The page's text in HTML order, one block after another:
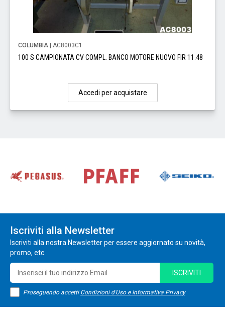
COLUMBIA | AC8003C1
100 S CAMPIONATA CV COMPL. BANCO MOTORE NUOVO FIR 11.48
Accedi per acquistare
Iscriviti alla Newsletter
Iscriviti alla nostra Newsletter per essere aggiornato su novità,
promo, etc.
Proseguendo accetti Condizioni d'Uso e Informativa Privacy
ISCRIVITI